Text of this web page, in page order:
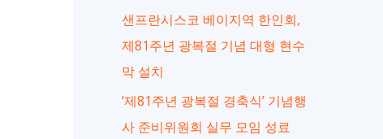
샌프란시스코 베이지역 한인회,
제81주년 광복절 기념 대형 현수
막 설치
‘제81주년 광복절 경축식’ 기념행
사 준비위원회 실무 모임 성료